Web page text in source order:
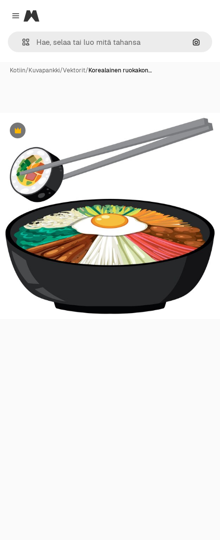
Close menu
Magnific
Hae
Kotiin/Kuvapankki/Vektorit/Korealainen ruokakon…
Premium